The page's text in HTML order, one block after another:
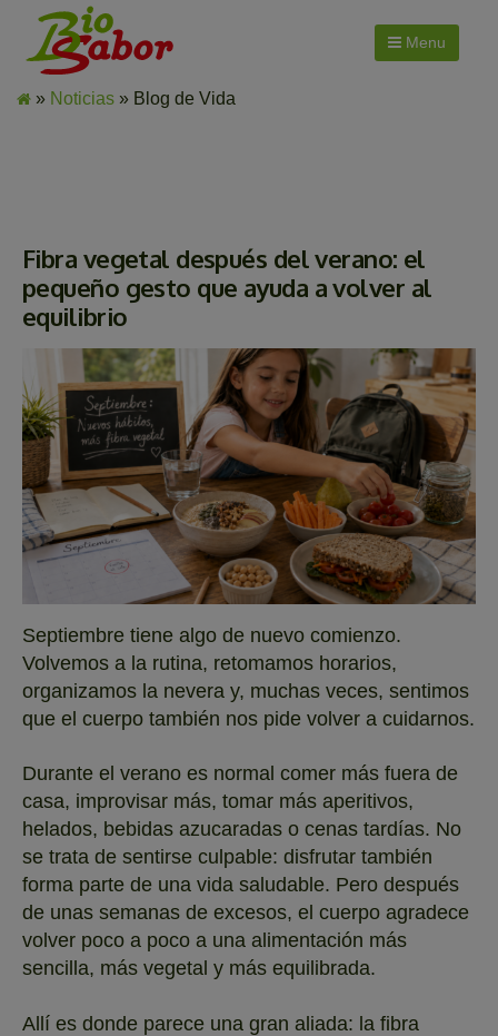
Menu
» Noticias » Blog de Vida
Fibra vegetal después del verano: el
pequeño gesto que ayuda a volver al
equilibrio
Septiembre tiene algo de nuevo comienzo.
Volvemos a la rutina, retomamos horarios,
organizamos la nevera y, muchas veces, sentimos
que el cuerpo también nos pide volver a cuidarnos.
Durante el verano es normal comer más fuera de
casa, improvisar más, tomar más aperitivos,
helados, bebidas azucaradas o cenas tardías. No
se trata de sentirse culpable: disfrutar también
forma parte de una vida saludable. Pero después
de unas semanas de excesos, el cuerpo agradece
volver poco a poco a una alimentación más
sencilla, más vegetal y más equilibrada.
Allí es donde parece una gran aliada: la fibra